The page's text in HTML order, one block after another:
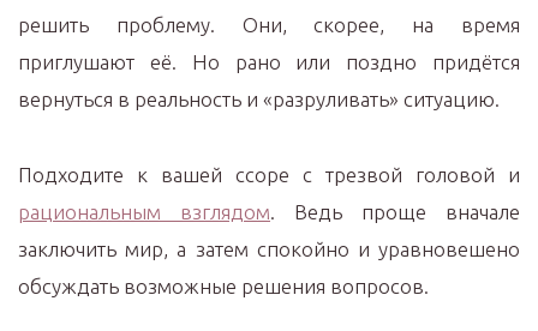
решить проблему. Они, скорее, на время
приглушают её. Но рано или поздно придётся
вернуться в реальность и «разруливать» ситуацию.
Подходите к вашей ссоре с трезвой головой и
рациональным взглядом. Ведь проще вначале
заключить мир, а затем спокойно и уравновешено
обсуждать возможные решения вопросов.